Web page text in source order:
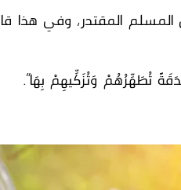
المقتدر، وفي هذا
تُطَهِّرُهُمْ وَتُزَكِّيهِمْ بِهَا”.